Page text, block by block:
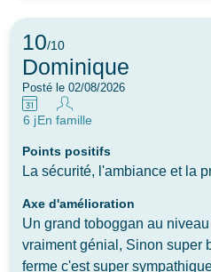
10/10
Dominique
Posté le 02/08/2026
6 jEn famille
Points positifs
La sécurité, l'ambiance et la
Axe d'amélioration
Un grand toboggan au
vraiment génial, Sinon super
ferme c'est super